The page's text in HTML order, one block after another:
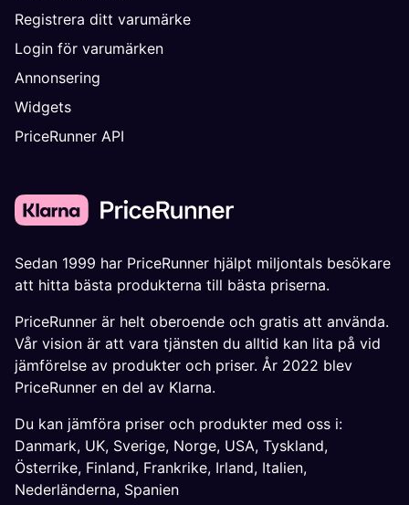
Registrera ditt varumärke
Login för varumärken
Annonsering
Widgets
PriceRunner API
Sedan 1999 har PriceRunner hjälpt miljontals besökare
att hitta bästa produkterna till bästa priserna.
PriceRunner är helt oberoende och gratis att använda.
Vår vision är att vara tjänsten du alltid kan lita på vid
jämförelse av produkter och priser. År 2022 blev
PriceRunner en del av Klarna.
Du kan jämföra priser och produkter med oss i:
Danmark, UK, Sverige, Norge, USA, Tyskland,
Österrike, Finland, Frankrike, Irland, Italien,
Nederländerna, Spanien